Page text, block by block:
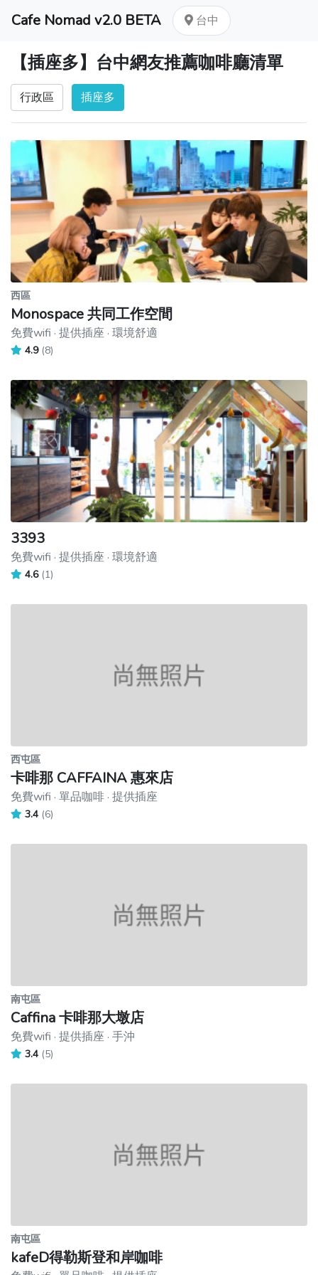
Cafe Nomad v2.0 BETA 台中
【插座多】台中網友推薦咖啡廳清單
行政區 插座多
西區
Monospace 共同工作空間
免費wifi · 提供插座 · 環境舒適
4.9 (8)
3393
免費wifi · 提供插座 · 環境舒適
4.6 (1)
西屯區
卡啡那 CAFFAINA 惠來店
免費wifi · 單品咖啡 · 提供插座
3.4 (6)
南屯區
Caffina 卡啡那大墩店
免費wifi · 提供插座 · 手沖
3.4 (5)
南屯區
kafeD得勒斯登和岸咖啡